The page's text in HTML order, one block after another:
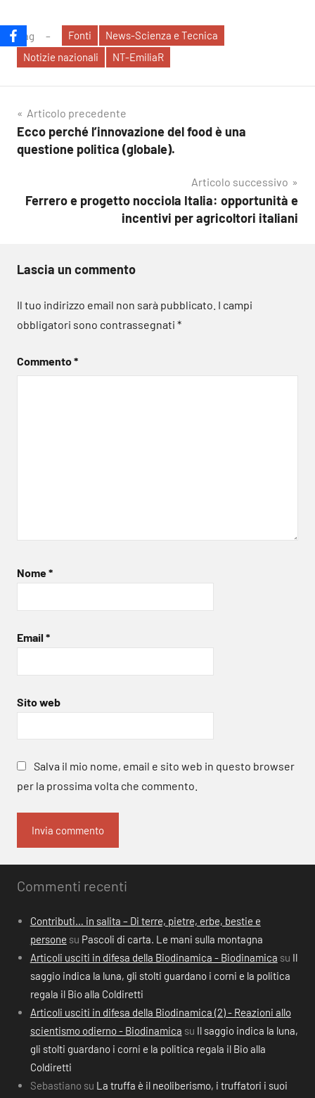
Tag Fonti
News-Scienza e Tecnica
Notizie nazionali
NT-EmiliaR
Navigazione
articoli
Articolo precedente
Ecco perché l’innovazione del food è una
questione politica (globale).
Articolo successivo
Ferrero e progetto nocciola Italia: opportunità e
incentivi per agricoltori italiani
Lascia un commento
Il tuo indirizzo email non sarà pubblicato. I campi
obbligatori sono contrassegnati *
Commento*
Nome*
Email *
Sito web
Salva il mio nome, email e sito web in questo browser
per la prossima volta che commento.
Commenti recenti
Contributi… in salita – Di terre, pietre, erbe, bestie e
persone su Pascoli di carta. Le mani sulla montagna
Articoli usciti in difesa della Biodinamica - Biodinamica su Il
saggio indica la luna, gli stolti guardano i corni e la politica
regala il Bio alla Coldiretti
Articoli usciti in difesa della Biodinamica (2) - Reazioni allo
scientismo odierno - Biodinamica su Il saggio indica la luna,
gli stolti guardano i corni e la politica regala il Bio alla
Coldiretti
Sebastiano su La truffa è il neoliberismo, i truffatori i suoi